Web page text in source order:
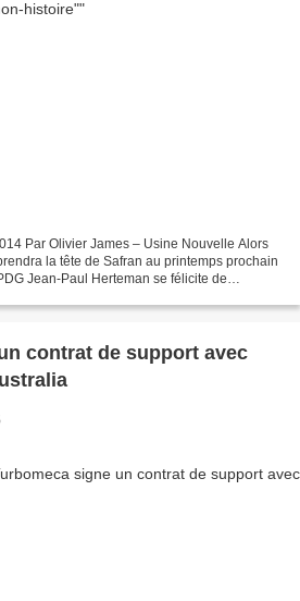
Par Olivier James – Usine Nouvelle Alors
la tête de Safran au printemps prochain
Jean-Paul Herteman se félicite de
contrat de support avec